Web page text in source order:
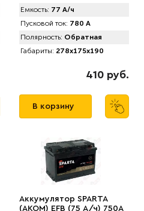
Емкость: 77 А/ч
Пусковой ток: 780 А
Полярность: Обратная
Габариты: 278x175x190
410 руб.
В корзину
Аккумулятор SPARTA
(АKOM) EFB (75 А/ч) 750A